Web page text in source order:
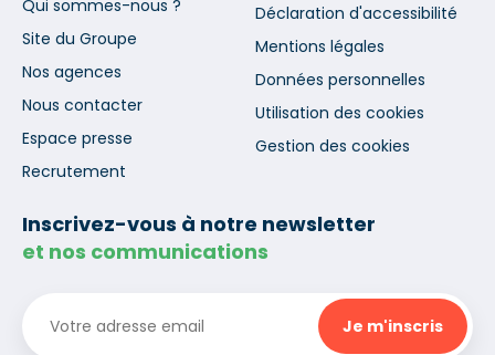
Qui sommes-nous ?
Site du Groupe
Nos agences
Nous contacter
Espace presse
Recrutement
Déclaration d'accessibilité
Mentions légales
Données personnelles
Utilisation des cookies
Gestion des cookies
Inscrivez-vous à notre newsletter
et nos communications